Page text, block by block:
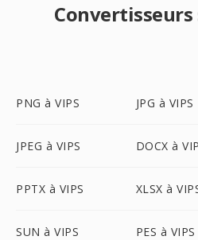
PNG à VIPS JPG à VIPS
JPEG à VIPS DOCX à
PPTX à VIPS XLSX à
SUN à VIPS PES à VIPS